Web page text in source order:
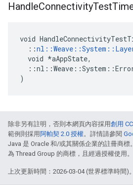
HandleConnectivityTest
void
  ::
  void *aAppState,
)
除非另有註明，否則本網頁內容採用創用
範例則採用 阿帕契 2.0 授權。詳情請參閱
Java 是 Oracle 和/或其關係企業的註冊商標
為 Thread Group 的商標，且經過授權使用。
上次更新時間：2026-03-04 (世界標準時間)。